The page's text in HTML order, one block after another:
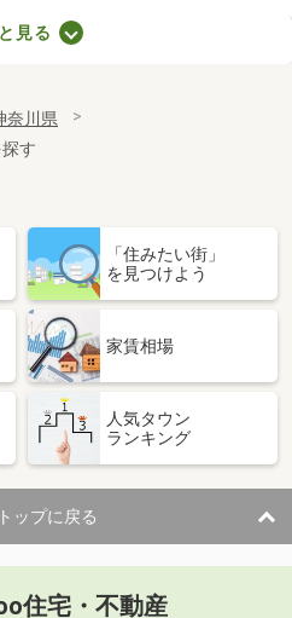
２丁目
川県川崎市多摩区西生田２丁目
万円
川県座間市入谷東２丁目
丁目
万円
川県横浜市鶴見区駒岡４丁目
丘２
見る
奈川県
す
「住みたい街」
を見つけよう
家賃相場
人気タウン
ランキング
ップに戻る
住宅・不動産